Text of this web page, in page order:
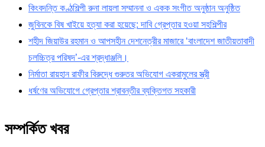
কিংবদন্তি কণ্ঠশিল্পী রুনা লায়লা সম্মাননা ও একক সংগীত অনুষ্ঠান অনুষ্ঠিত
জুবিনকে বিষ খাইয়ে হত্যা করা হয়েছে: দাবি গ্রেপ্তার হওয়া সহশিল্পীর
শহীদ জিয়াউর রহমান ও আপসহীন দেশনেত্রীর মাজারে ‘বাংলাদেশ জাতীয়তাবাদী
চলচ্চিত্র পরিষদ’-এর শ্রদ্ধাঞ্জলি।
নির্মাতা রায়হান রাফীর বিরুদ্ধে গুরুতর অভিযোগ একরামুলের স্ত্রী
ধর্ষণের অভিযোগে গ্রেপ্তার শ্রাবন্তীর ব্যক্তিগত সহকারী
সম্পর্কিত খবর